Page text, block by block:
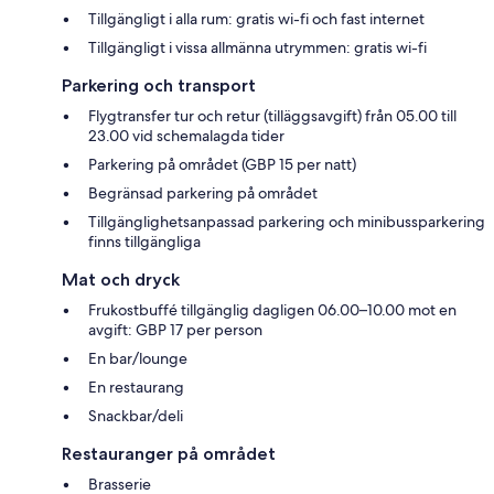
Tillgängligt i alla rum: gratis wi-fi och fast internet
Tillgängligt i vissa allmänna utrymmen: gratis wi-fi
Parkering och transport
Flygtransfer tur och retur (tilläggsavgift) från 05.00 till
23.00 vid schemalagda tider
Parkering på området (GBP 15 per natt)
Begränsad parkering på området
Tillgänglighetsanpassad parkering och minibussparkering
finns tillgängliga
Mat och dryck
Frukostbuffé tillgänglig dagligen 06.00–10.00 mot en
avgift: GBP 17 per person
En bar/lounge
En restaurang
Snackbar/deli
Restauranger på området
Brasserie